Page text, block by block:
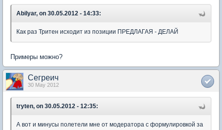
Abilyar, on 30.05.2012 - 14:33:
Как раз Тритен исходит из позиции ПРЕДЛАГАЯ - ДЕЛАЙ
Примеры можно?
Сегреич
30 May 2012
tryten, on 30.05.2012 - 12:35:
А вот и минусы полетели мне от модератора с формулировкой за